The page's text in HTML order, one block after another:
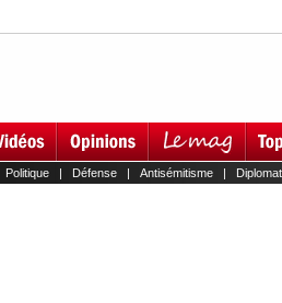
Politique| Défense| Antisémitisme|